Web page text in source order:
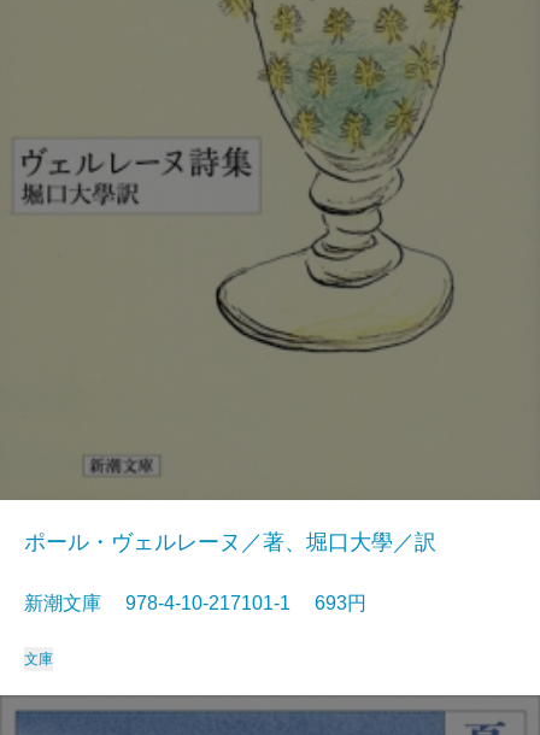
ポール・ヴェルレーヌ／著、堀口大學／訳
新潮文庫 978-4-10-217101-1 693円
文庫